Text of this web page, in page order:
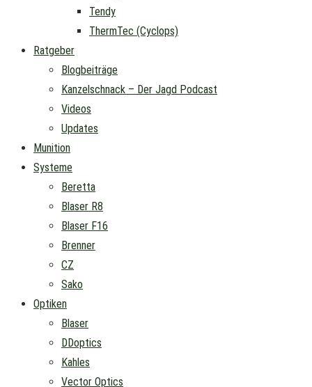
Tendy
ThermTec (Cyclops)
Ratgeber
Blogbeiträge
Kanzelschnack – Der Jagd Podcast
Videos
Updates
Munition
Systeme
Beretta
Blaser R8
Blaser F16
Brenner
CZ
Sako
Optiken
Blaser
DDoptics
Kahles
Vector Optics